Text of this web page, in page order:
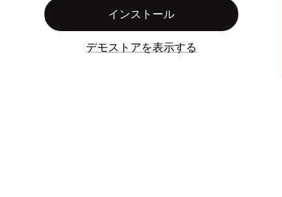
インストール
デモストアを表示する